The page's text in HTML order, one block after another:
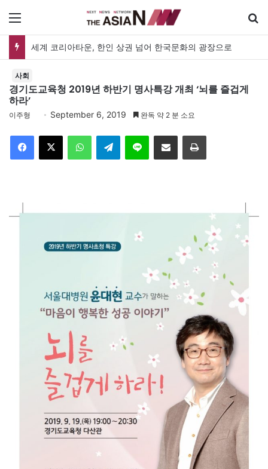
세계 코리아타운, 한인 상권 넘어 한국문화의 광장으로
사회
경기도교육청 2019년 하반기 명사특강 개최 ‘뇌를 즐겁게
하라’
이주형 September 6, 2019 완독 약 2 분 소요
Telegram 이메일